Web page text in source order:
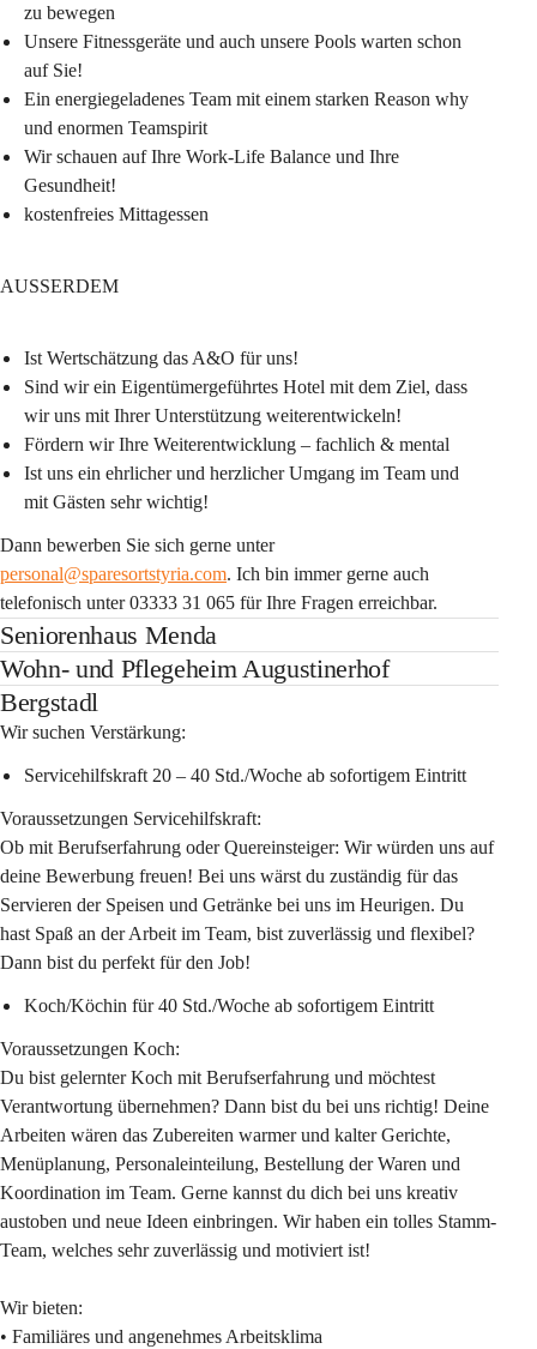
zu bewegen
Unsere Fitnessgeräte und auch unsere Pools warten schon
auf Sie!
Ein energiegeladenes Team mit einem starken Reason why
und enormen Teamspirit
Wir schauen auf Ihre Work-Life Balance und Ihre
Gesundheit!
kostenfreies Mittagessen
AUSSERDEM
Ist Wertschätzung das A&O für uns!
Sind wir ein Eigentümergeführtes Hotel mit dem Ziel, dass
wir uns mit Ihrer Unterstützung weiterentwickeln!
Fördern wir Ihre Weiterentwicklung – fachlich & mental
Ist uns ein ehrlicher und herzlicher Umgang im Team und
mit Gästen sehr wichtig!
Dann bewerben Sie sich gerne unter
personal@sparesortstyria.com. Ich bin immer gerne auch
telefonisch unter 03333 31 065 für Ihre Fragen erreichbar.
Seniorenhaus Menda
Wohn- und Pflegeheim Augustinerhof
Bergstadl
Wir suchen Verstärkung:
Servicehilfskraft 20 – 40 Std./Woche ab sofortigem Eintritt
Voraussetzungen Servicehilfskraft:
Ob mit Berufserfahrung oder Quereinsteiger: Wir würden uns auf
deine Bewerbung freuen! Bei uns wärst du zuständig für das
Servieren der Speisen und Getränke bei uns im Heurigen. Du
hast Spaß an der Arbeit im Team, bist zuverlässig und flexibel?
Dann bist du perfekt für den Job!
Koch/Köchin für 40 Std./Woche ab sofortigem Eintritt
Voraussetzungen Koch:
Du bist gelernter Koch mit Berufserfahrung und möchtest
Verantwortung übernehmen? Dann bist du bei uns richtig! Deine
Arbeiten wären das Zubereiten warmer und kalter Gerichte,
Menüplanung, Personaleinteilung, Bestellung der Waren und
Koordination im Team. Gerne kannst du dich bei uns kreativ
austoben und neue Ideen einbringen. Wir haben ein tolles Stamm-
Team, welches sehr zuverlässig und motiviert ist!
Wir bieten:
• Familiäres und angenehmes Arbeitsklima